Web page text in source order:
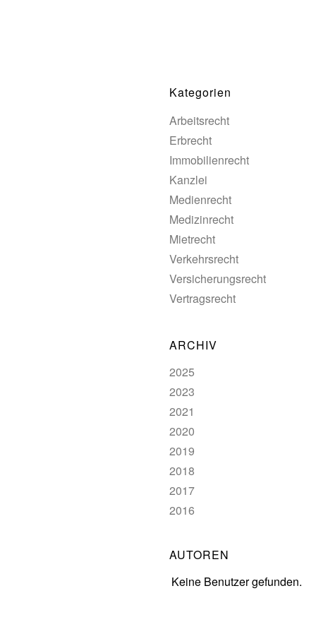
Kategorien
Arbeitsrecht
Erbrecht
Immobilienrecht
Kanzlei
Medienrecht
Medizinrecht
Mietrecht
Verkehrsrecht
Versicherungsrecht
Vertragsrecht
ARCHIV
2025
2023
2021
2020
2019
2018
2017
2016
AUTOREN
Keine Benutzer gefunden.